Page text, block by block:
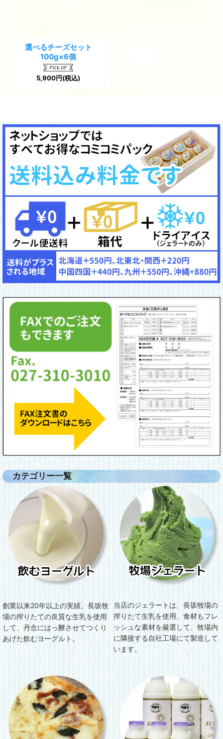
選べるチーズセット
100g×6個
5,900円(税込)
カテゴリー一覧
創業以来20年以上の実績。長坂牧
場の搾りたての良質な生乳を使用
して、丹念にはっ酵させてつくり
あげた飲むヨーグルト。
当店のジェラートは、長坂牧場の
搾りたて生乳を使用。食材もフレ
ッシュな素材を厳選して、牧場内
に隣接する自社工場にて製造して
います。